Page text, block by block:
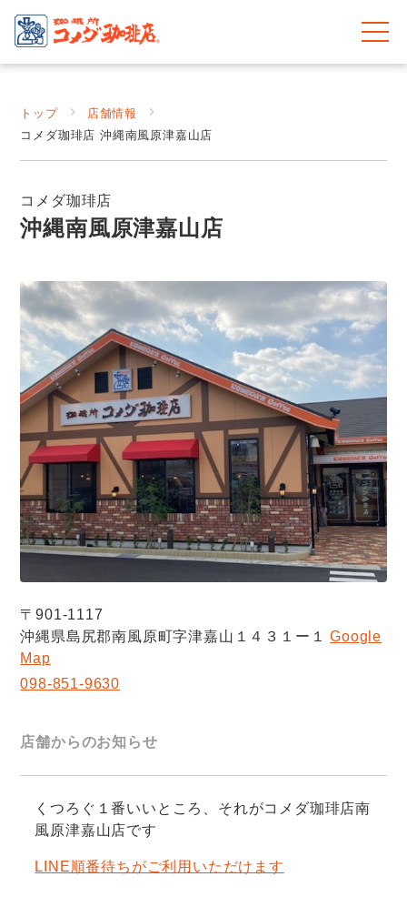
トップ
店舗情報
コメダ珈琲店 沖縄南風原津嘉山店
コメダ珈琲店
沖縄南風原津嘉山店
〒901-1117
沖縄県島尻郡南風原町字津嘉山１４３１ー１Google
Map
098-851-9630
店舗からのお知らせ
くつろぐ１番いいところ、それがコメダ珈琲店南
風原津嘉山店です
LINE順番待ちがご利用いただけます